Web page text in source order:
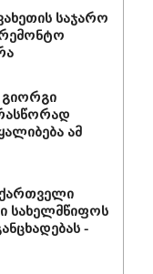
საჯარო
ამ
ქართველი
სახელმწიფოს
-